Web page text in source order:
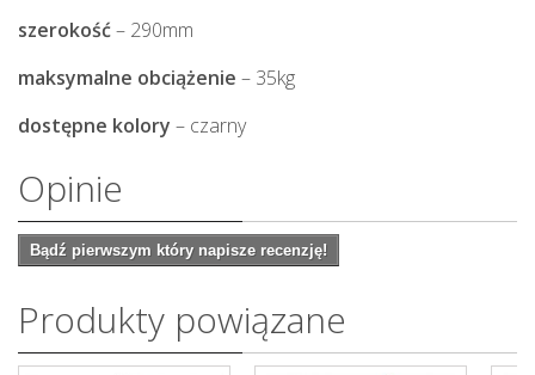
szerokość– 290mm
maksymalne obciążenie – 35kg
dostępne kolory – czarny
Opinie
Bądź pierwszym który napisze recenzję!
Produkty powiązane